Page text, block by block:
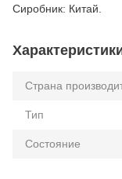
Сиробник: Китай.
Страна
Тип
Состояние